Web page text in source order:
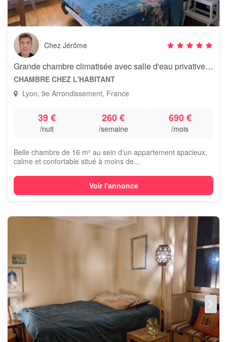
Chez Jérôme
Grande chambre climatisée avec salle d'eau privative – Lyon 9 Vaise
CHAMBRE CHEZ L'HABITANT
Lyon, 9e Arrondissement, France
39 €
/nuit
260 €
/semaine
690 €
/mois
Belle chambre de 16 m² au sein d'un appartement spacieux,
calme et confortable situé à moins de...
Voir l'annonce